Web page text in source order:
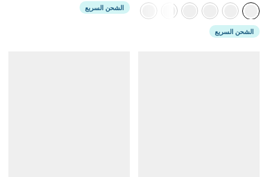
الشحن السريع
الشحن السريع